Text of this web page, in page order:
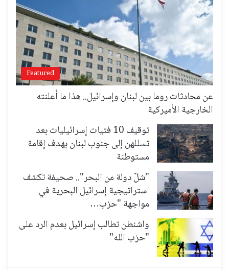
Featured
عن محادثات روما بين لبنان وإسرائيل.. هذا ما أعلنته
الخارجية الأميركية
توقيف 10 فتيات إسرائيليات بعد
تسللهن إلى جنوب لبنان بهدف إقامة
مستوطنة
"شلّ دولة من البحر".. صحيفة تكشف
استراتيجية إسرائيل البحرية في
مواجهة "حزب…
واشنطن تطالب إسرائيل بعدم الرد على
"حزب الله"